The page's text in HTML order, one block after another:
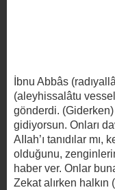
İbnu Abbâs
(aleyhissalâtu
gönderdi.
gidiyorsun. Onları
AIIah’ı tanıdılar mı,
olduğunu,
haber ver. Onlar
Zekat alırken halkın